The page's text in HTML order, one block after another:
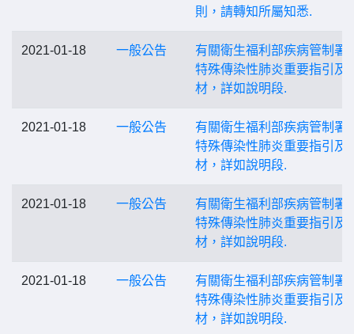
則，請轉知所屬知悉.
2021-01-18 一般公告
有關衛生福利部疾病管制署
特殊傳染性肺炎重要指引及
材，詳如說明段.
2021-01-18 一般公告
有關衛生福利部疾病管制署
特殊傳染性肺炎重要指引及
材，詳如說明段.
2021-01-18 一般公告
有關衛生福利部疾病管制署
特殊傳染性肺炎重要指引及
材，詳如說明段.
2021-01-18 一般公告
有關衛生福利部疾病管制署
特殊傳染性肺炎重要指引及
材，詳如說明段.